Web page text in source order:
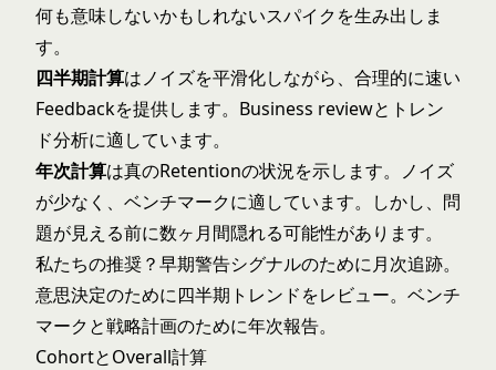
何も意味しないかもしれないスパイクを生み出しま
す。
四半期計算はノイズを平滑化しながら、合理的に速い
Feedbackを提供します。Business reviewとトレン
ド分析に適しています。
年次計算は真のRetentionの状況を示します。ノイズ
が少なく、ベンチマークに適しています。しかし、問
題が見える前に数ヶ月間隠れる可能性があります。
私たちの推奨？早期警告シグナルのために月次追跡。
意思決定のために四半期トレンドをレビュー。ベンチ
マークと戦略計画のために年次報告。
CohortとOverall計算